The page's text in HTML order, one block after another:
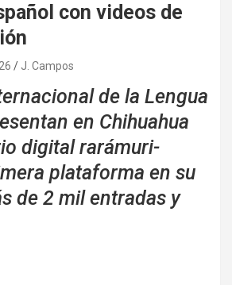
con videos de
J. Campos
de la Lengua
en Chihuahua
digital rarámuri-
plataforma en su
de 2 mil entradas y